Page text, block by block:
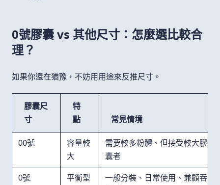
0號膠囊 vs 其他尺寸：怎麼選比較合
理？
如果你還在猶豫，不妨用用途來反推尺寸。
膠囊尺
寸
特
點
常見情境
00號
容量較
大
需要較多粉體、但接受較大膠
囊者
0號
平衡型
一般分裝、日常使用、兼顧吞